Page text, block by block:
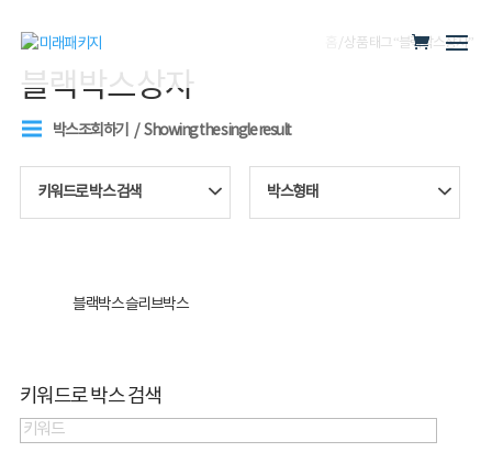
/ 상품 태그 “블랙박스상자”
블랙박스상자
박스조회하기 Showing the single result
키워드로 박스 검색 박스형태
블랙박스 슬리브박스
키워드로 박스 검색